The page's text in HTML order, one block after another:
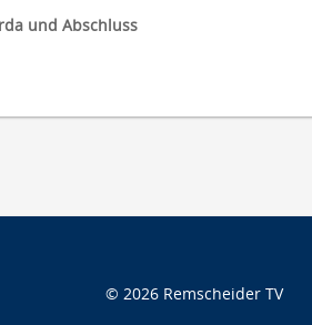
und Abschluss
© 2026 Remscheider TV